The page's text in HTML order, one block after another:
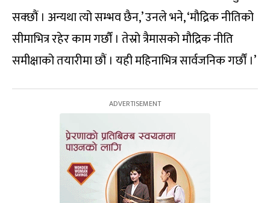
सक्छौं । अन्यथा त्यो सम्भव छैन,’ उनले भने, ‘मौद्रिक नीतिको
सीमाभित्र रहेर काम गर्छौं । तेस्रो त्रैमासको मौद्रिक नीति
समीक्षाको तयारीमा छौं । यही महिनाभित्र सार्वजनिक गर्छौं ।’